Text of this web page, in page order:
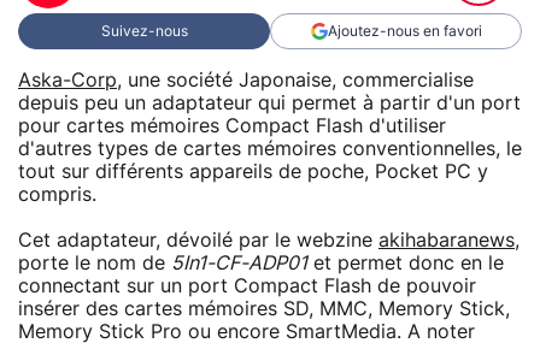
Suivez-nous Ajoutez-nous en favori
Aska-Corp, une société Japonaise, commercialise
depuis peu un adaptateur qui permet à partir d'un port
pour cartes mémoires Compact Flash d'utiliser
d'autres types de cartes mémoires conventionnelles, le
tout sur différents appareils de poche, Pocket PC y
compris.
Cet adaptateur, dévoilé par le webzine akihabaranews,
porte le nom de 5In1-CF-ADP01et permet donc en le
connectant sur un port Compact Flash de pouvoir
insérer des cartes mémoires SD, MMC, Memory Stick,
Memory Stick Pro ou encore SmartMedia. A noter